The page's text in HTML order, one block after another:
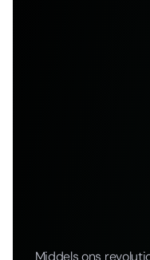
Middels ons